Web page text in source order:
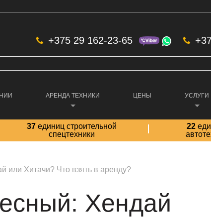
+375 29 162-23-65
АРЕНДА ТЕХНИКИ ЦЕНЫ УСЛУГИ
37единиц строительной
спецтехники
22
или Хитачи? Что взять в аренду?
Хендай